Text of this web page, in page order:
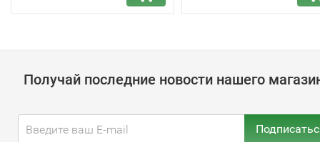
Получай последние новости нашего